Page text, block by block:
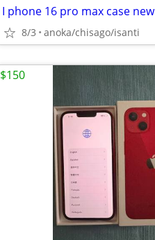
I phone 16 pro max case new
8/3 anoka/chisago/isanti
$150